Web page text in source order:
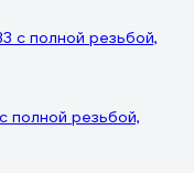
полной резьбой,